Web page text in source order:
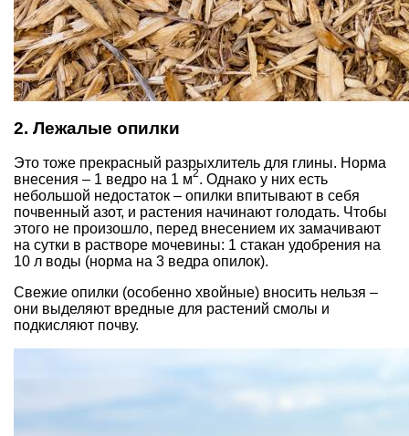
2. Лежалые опилки
Это тоже прекрасный разрыхлитель для глины. Норма
внесения – 1 ведро на 1 м2. Однако у них есть
небольшой недостаток – опилки впитывают в себя
почвенный азот, и растения начинают голодать. Чтобы
этого не произошло, перед внесением их замачивают
на сутки в растворе мочевины: 1 стакан удобрения на
10 л воды (норма на 3 ведра опилок).
Свежие опилки (особенно хвойные) вносить нельзя –
они выделяют вредные для растений смолы и
подкисляют почву.